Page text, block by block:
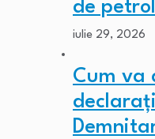
de
iulie 29, 2026
Cum va